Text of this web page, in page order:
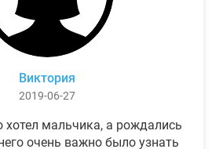
Виктория
2019-06-27
мальчика, а рождались
очень важно было узнать